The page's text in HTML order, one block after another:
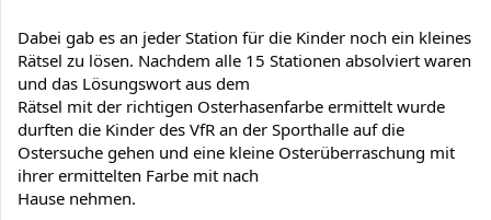
Dabei gab es an jeder Station für die Kinder noch ein kleines
Rätsel zu lösen. Nachdem alle 15 Stationen absolviert waren
und das Lösungswort aus dem
Rätsel mit der richtigen Osterhasenfarbe ermittelt wurde
durften die Kinder des VfR an der Sporthalle auf die
Ostersuche gehen und eine kleine Osterüberraschung mit
ihrer ermittelten Farbe mit nach
Hause nehmen.